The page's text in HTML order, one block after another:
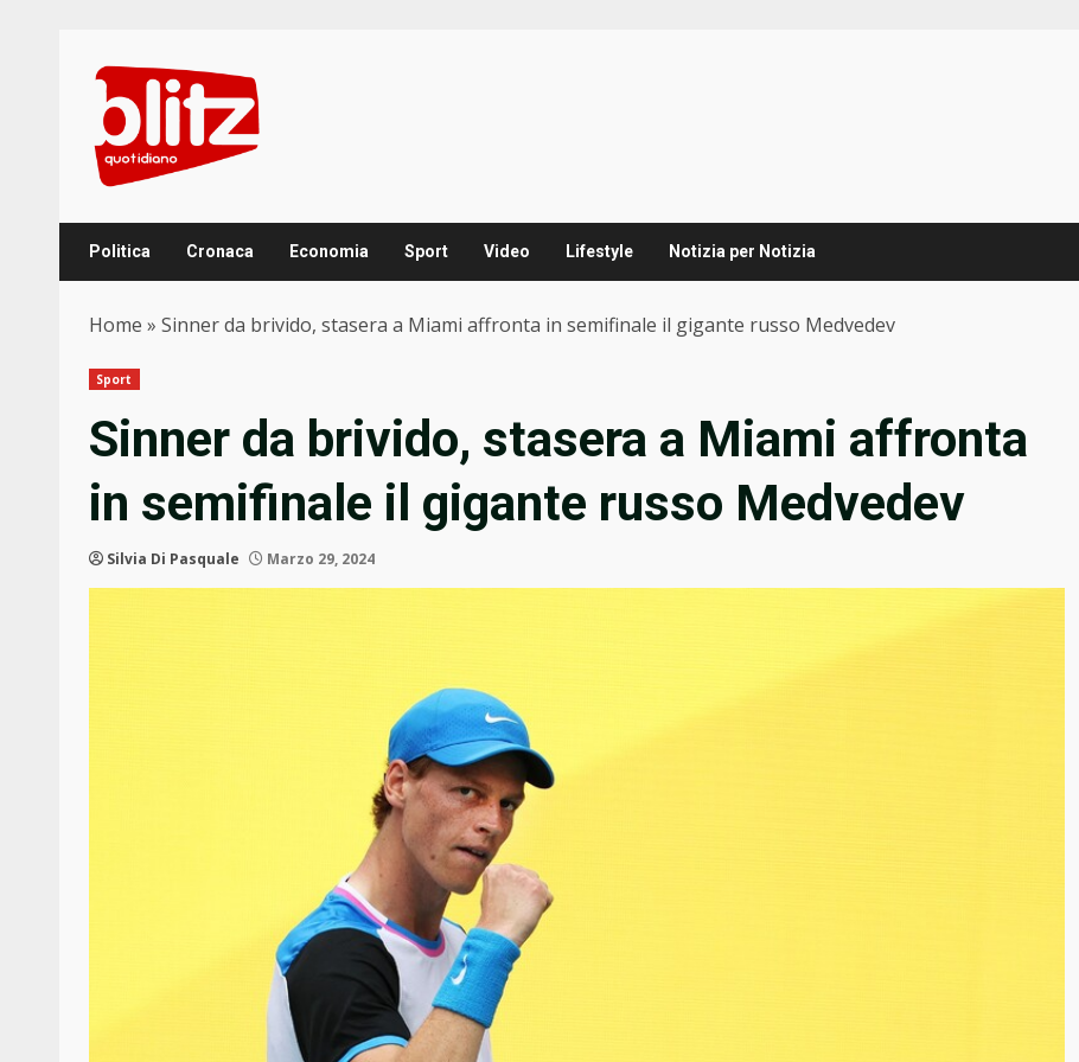
content
Politica Cronaca Economia Sport Video Lifestyle Notizia per Notizia
Home » Sinner da brivido, stasera a Miami affronta in semifinale il gigante russo Medvedev
Sport
Sinner da brivido, stasera a Miami affronta
in semifinale il gigante russo Medvedev
Silvia Di Pasquale Marzo 29, 2024